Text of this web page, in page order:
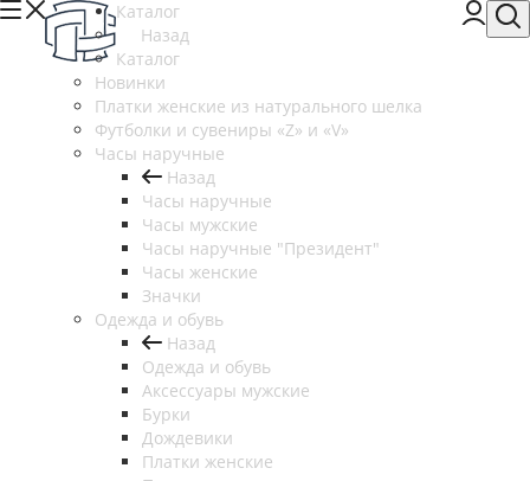
Каталог
Назад
Каталог
Новинки
Платки женские из натурального шелка
Футболки и сувениры «Z» и «V»
Часы наручные
Назад
Часы наручные
Часы мужские
Часы наручные "Президент"
Часы женские
Значки
Одежда и обувь
Назад
Одежда и обувь
Аксессуары мужские
Бурки
Дождевики
Платки женские